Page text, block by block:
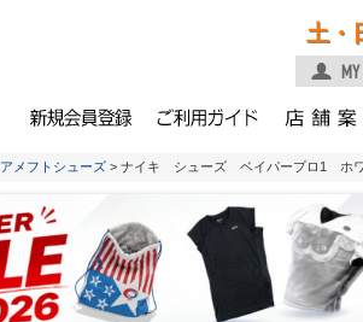
土・
アメフトシューズ > ナイキ シューズ ベイパープロ1 ホ